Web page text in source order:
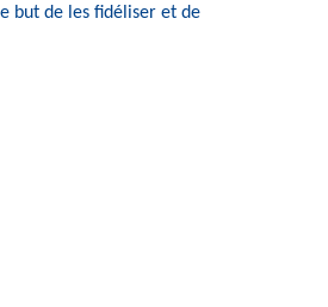
but de les fidéliser et de